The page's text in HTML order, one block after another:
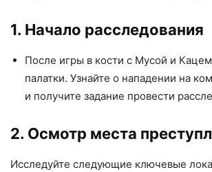
1. Начало расследования
После игры в кости с Мусой и Кацем
палатки. Узнайте о нападении на
и получите задание провести
2. Осмотр места
Исследуйте следующие ключевые